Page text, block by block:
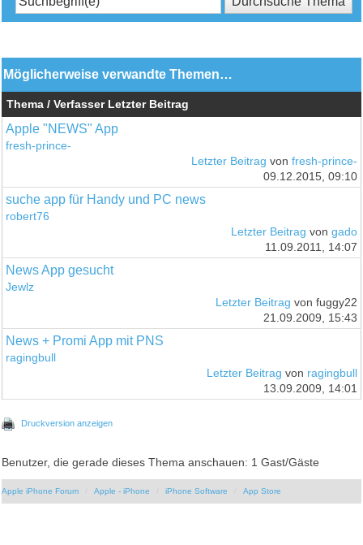
Möglicherweise verwandte Themen…
Thema / Verfasser Letzter Beitrag
Apple "NEWS" App
fresh-prince-
Letzter Beitrag von fresh-prince-
09.12.2015, 09:10
suche app für Handy und PC news
robert76
Letzter Beitrag von gado
11.09.2011, 14:07
News App gesucht
Jewlz
Letzter Beitrag von fuggy22
21.09.2009, 15:43
News + Promi App mit PNS
ragingbull
Letzter Beitrag von ragingbull
13.09.2009, 14:01
Druckversion anzeigen
Benutzer, die gerade dieses Thema anschauen: 1 Gast/Gäste
Apple iPhone Forum Apple - iPhone iPhone Software App Store